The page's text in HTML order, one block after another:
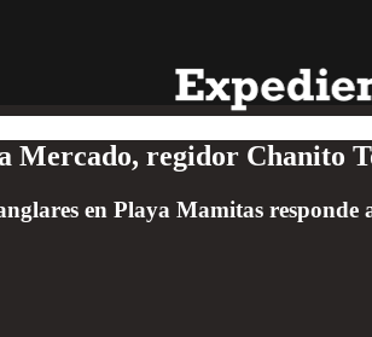
Mercado, regidor
en Playa Mamitas